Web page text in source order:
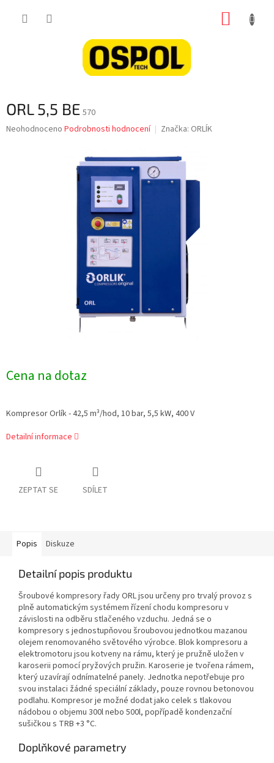
ORL 5,5 BE 570
Průměrné
Neohodnoceno Podrobnosti hodnocení Značka: ORLÍK
Cena na dotaz
Kompresor Orlík - 42,5 m³/hod, 10 bar, 5,5 kW, 400 V
Detailní informace
ZEPTAT SE SDÍLET
Popis Diskuze
Detailní popis produktu
Šroubové kompresory řady ORL jsou určeny pro trvalý provoz s
plně automatickým systémem řízení chodu kompresoru v
závislosti na odběru stlačeného vzduchu. Jedná se o
kompresory s jednostupňovou šroubovou jednotkou mazanou
olejem renomovaného světového výrobce. Blok kompresoru a
elektromotoru jsou kotveny na rámu, který je pružně uložen v
karoserii pomocí pryžových pružin. Karoserie je tvořena rámem,
který uzavírají odnímatelné panely. Jednotka nepotřebuje pro
svou instalaci žádné speciální základy, pouze rovnou betonovou
podlahu. Kompresor je možné dodat jako celek s tlakovou
nádobou o objemu 300l nebo 500l, popřípadě kondenzační
sušičkou s TRB +3 °C.
Doplňkové parametry